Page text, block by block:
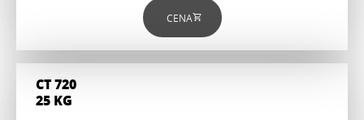
CENA
CT 720
25 KG